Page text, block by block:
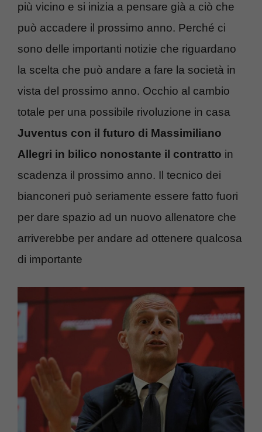
più vicino e si inizia a pensare già a ciò che
può accadere il prossimo anno. Perché ci
sono delle importanti notizie che riguardano
la scelta che può andare a fare la società in
vista del prossimo anno. Occhio al cambio
totale per una possibile rivoluzione in casa
Juventus con il futuro di Massimiliano
Allegri in bilico nonostante il contratto in
scadenza il prossimo anno. Il tecnico dei
bianconeri può seriamente essere fatto fuori
per dare spazio ad un nuovo allenatore che
arriverebbe per andare ad ottenere qualcosa
di importante